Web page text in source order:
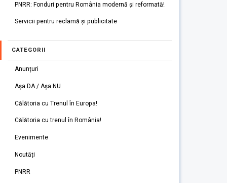
PNRR: Fonduri pentru România modernă și reformată!
Servicii pentru reclamă și publicitate
CATEGORII
Anunțuri
Așa DA / Așa NU
Călătoria cu Trenul în Europa!
Călătoria cu trenul în România!
Evenimente
Noutăți
PNRR